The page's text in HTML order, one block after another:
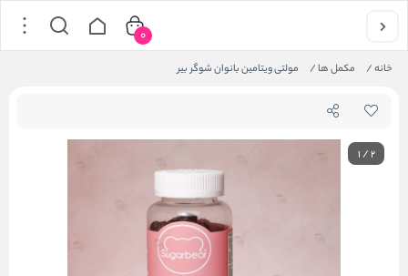
خانه/ مکمل ها/ مولتی ویتامین بانوان شوگر بیر
0
1/2